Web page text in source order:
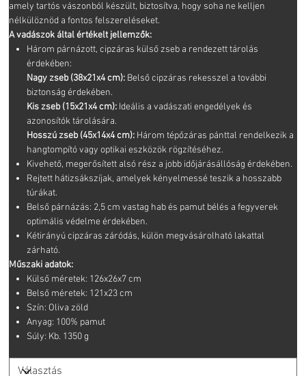
amely tartós vászonból készült, biztosítva, hogy soha ne kelljen
nélkülöznöd a fontos felszereléseket.
A vadászok által értékelt jellemzők:
Három párnázott, cipzáras külső zseb a rendezett tárolás
érdekében:
Nagy zseb (38x21x4 cm):Belső cipzáras rekesszel a további
biztonság érdekében.
Kis zseb (15x21x4 cm):Ideális a vadászati engedélyek és
azonosítók tárolására.
Hosszú zseb (45x14x4 cm):Három tépőzáras pánttal rendelkezik a
hangtompító vagy optikai eszközök rögzítéséhez.
Kivehető, megerősített alsó rész a jobb időjárásállóság érdekében.
Rejtett hátizsákszíjak, amelyek kényelmessé teszik a hosszabb
túrákat.
Belső párnázás: 2,5 cm vastag hab és pamut bélés a fegyverek
optimális védelme érdekében.
Kétirányú cipzáras záródás, külön megvásárolható lakattal
zárható.
Műszaki adatok:
Külső méretek: 126x26x7 cm
Belső méretek: 121x23 cm
Szín: Oliva zöld
Anyag: 100% pamut
Súly: Kb. 1350 g